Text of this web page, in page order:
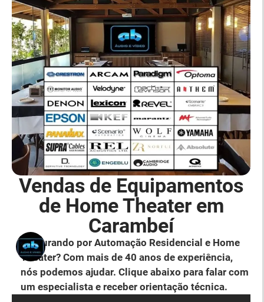
Vendas de Equipamentos
de Home Theater em
Carambeí
Procurando por Automação Residencial e Home
Theater? Com mais de 40 anos de experiência,
nós podemos ajudar. Clique abaixo para falar com
um especialista e receber orientação técnica.